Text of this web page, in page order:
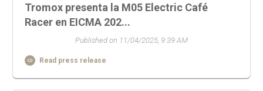
Tromox presenta la M05 Electric Café
Racer en EICMA 202...
Published on 11/04/2025, 9:39 AM
Read press release